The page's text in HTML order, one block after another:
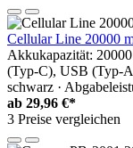
Cellular Line 20000
Akkukapazität:
(Typ-C), USB (Typ-
schwarz ·
ab 29,96 €*
3 Preise vergleichen